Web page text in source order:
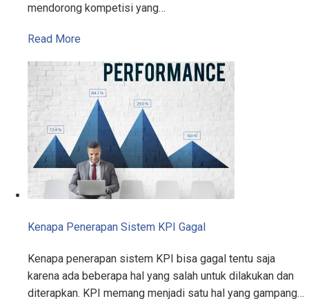
mendorong kompetisi yang…
Read More
Kenapa Penerapan Sistem KPI Gagal
Kenapa penerapan sistem KPI bisa gagal tentu saja
karena ada beberapa hal yang salah untuk dilakukan dan
diterapkan. KPI memang menjadi satu hal yang gampang…